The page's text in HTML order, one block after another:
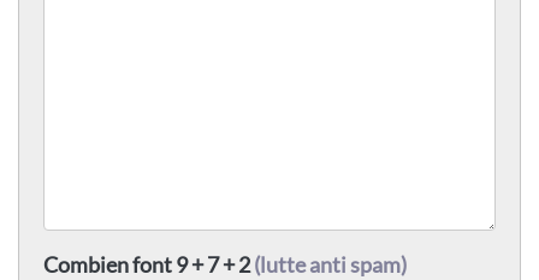
Combien font 9 + 7 + 2(lutte anti spam)